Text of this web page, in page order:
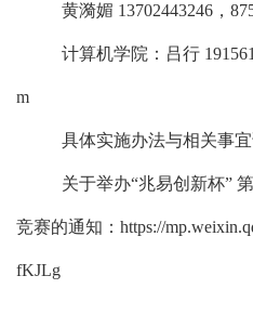
黄漪媚 13702443246 ，
计算机学院：吕行
m
具体实施办法与相关事
关于举办“兆易创新杯”
竞赛的通知 ： https://
fKJLg